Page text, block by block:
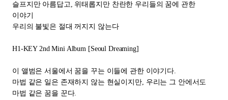
슬프지만 아름답고, 위태롭지만 찬란한 우리들의 꿈에 관한
이야기
우리의 불빛은 절대 꺼지지 않는다
H1-KEY 2nd Mini Album [Seoul Dreaming]
이 앨범은 서울에서 꿈을 꾸는 이들에 관한 이야기다.
마법 같은 일은 존재하지 않는 현실이지만, 우리는 그 안에서도
마법 같은 꿈을 꾼다.